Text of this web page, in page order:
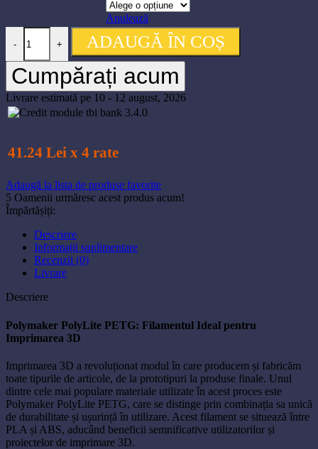
Anulează
-
Cantitate Filament Polymaker PolyLite PETG 1.75mm, 1kg
+ ADAUGĂ ÎN COȘ
Cumpărați acum
Livrare estimată pe 10 - 12 august, 2026
41.24 Lei x 4 rate
Adaugă la lista de produse favorite
5 Oamenii urmăresc acest produs acum!
Împărtășiți:
Descriere
Informații suplimentare
Recenzii (0)
Livrare
Descriere
Polymaker PolyLite PETG: Filamentul Ideal pentru
Imprimarea 3D
Imprimarea 3D a revoluționat modul în care producem și fabricăm
toate tipurile de articole, de la prototipuri la produse finale. Unul
dintre cele mai populare materiale utilizate în acest proces este
Polymaker PolyLite PETG, care se distinge prin combinația sa unică
de durabilitate și ușurință în utilizare. Acest filament se situează între
PLA și ABS, aducând beneficii semnificative utilizatorilor și
proiectelor de imprimare 3D.